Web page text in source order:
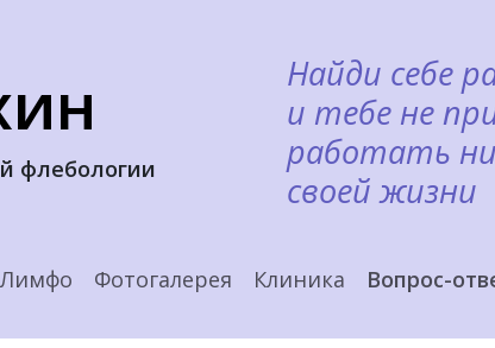
флебологии
Найди себе
и тебе не
работать
своей жизни
Фотогалерея Клиника Вопрос-